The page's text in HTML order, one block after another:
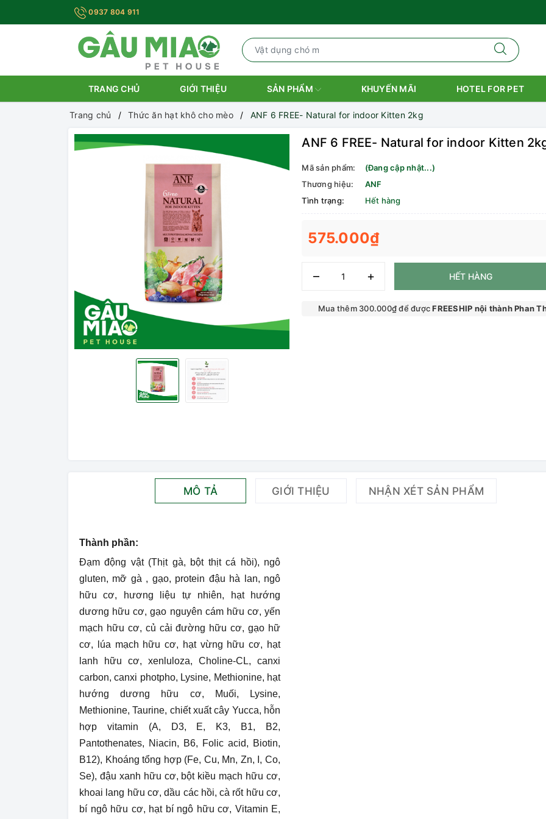
0937 804 911
TRANG CHỦ GIỚI THIỆU SẢN PHẨM KHUYẾN MÃI HOTEL FOR PET
Trang chủ Thức ăn hạt khô cho mèo ANF 6 FREE- Natural for indoor Kitten 2kg
ANF 6 FREE- Natural for indoor Kitten
Mã sản phẩm:
(Đang cập nhật...)
Thương hiệu:
ANF
Tình trạng:
Hết hàng
575.000₫
– + HẾT HÀNG
Mua thêm 300.000₫ để đượcFREESHIP nội thành Phan
MÔ TẢ GIỚI THIỆU NHẬN XÉT SẢN PHẨM
Thành phần:
Đạm động vật (Thịt gà, bột thịt cá hồi), ngô
gluten, mỡ gà , gạo, protein đậu hà lan, ngô
hữu cơ, hương liệu tự nhiên, hạt hướng
dương hữu cơ, gạo nguyên cám hữu cơ, yến
mạch hữu cơ, củ cải đường hữu cơ, gạo hữ
cơ, lúa mạch hữu cơ, hạt vừng hữu cơ, hạt
lanh hữu cơ, xenluloza, Choline-CL, canxi
carbon, canxi photpho, Lysine, Methionine, hạt
hướng dương hữu cơ, Muối, Lysine,
Methionine, Taurine, chiết xuất cây Yucca, hỗn
hợp vitamin (A, D3, E, K3, B1, B2,
Pantothenates, Niacin, B6, Folic acid, Biotin,
B12), Khoáng tổng hợp (Fe, Cu, Mn, Zn, I, Co,
Se), đậu xanh hữu cơ, bột kiều mạch hữu cơ,
khoai lang hữu cơ, dầu các hồi, cà rốt hữu cơ,
bí ngô hữu cơ, hạt bí ngô hữu cơ, Vitamin E,